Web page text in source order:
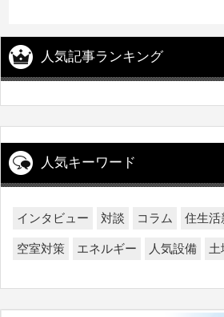
人気記事ランキング
人気キーワード
インタビュー 対談 コラム 住生
空室対策 エネルギー 人気設備 土